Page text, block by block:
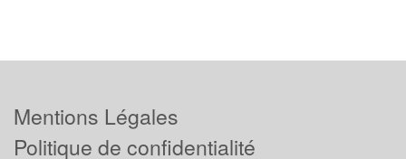
Mentions Légales
Politique de confidentialité